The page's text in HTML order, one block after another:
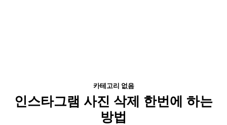
카테고리 없음
인스타그램 사진 삭제 한번에 하는
방법